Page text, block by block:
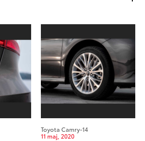
Toyota Camry-14
11 maj, 2020